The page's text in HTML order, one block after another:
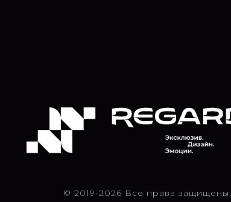
© 2019-2026 Все права защищены.